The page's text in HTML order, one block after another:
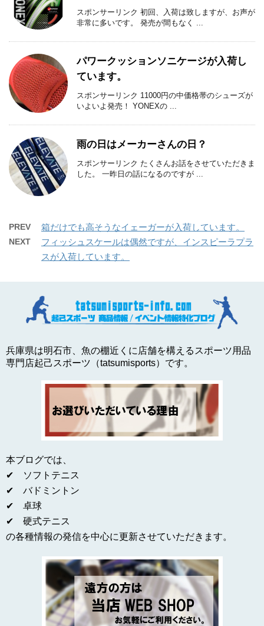
スポンサーリンク 初回、入荷は致しますが、お声が
非常に多いです。 発売が間もなく ...
パワークッションソニケージが入荷し
ています。
スポンサーリンク 11000円の中価格帯のシューズが
いよいよ発売！ YONEXの ...
雨の日はメーカーさんの日？
スポンサーリンク たくさんお話をさせていただきま
した。 一昨日の話になるのですが ...
PREV 箱だけでも高そうなイェーガーが入荷しています。
NEXT
フィッシュスケールは偶然ですが、インスピーラプラ
スが入荷しています。
兵庫県は明石市、魚の棚近くに店舗を構えるスポーツ用品
専門店起己スポーツ（tatsumisports）です。
本ブログでは、
✔ ソフトテニス
✔ バドミントン
✔ 卓球
✔ 硬式テニス
の各種情報の発信を中心に更新させていただきます。